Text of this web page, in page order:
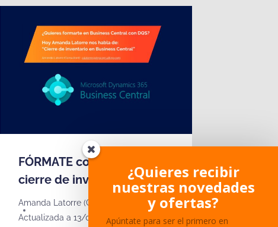
FÓRMATE con DQS: El
cierre de inventario en BC
Amanda Latorre (Consultant en DQS/)
Actualizada a 13/03/2024
¿Quieres recibir
nuestras novedades
y ofertas?
Apúntate para ser el primero en